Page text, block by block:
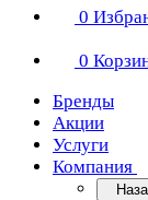
0
0
Бренды
Акции
Услуги
Компания